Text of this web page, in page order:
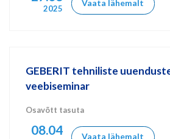
2025
Vaata lähemalt
GEBERIT tehniliste
veebiseminar
Osavõtt tasuta
08.04 Vaata lähemalt